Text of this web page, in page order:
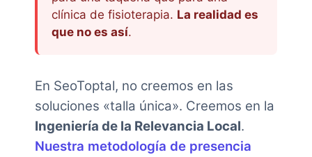
clínica de fisioterapia. La realidad es
que no es así.
En SeoToptal, no creemos en las
soluciones «talla única». Creemos en la
Ingeniería de la Relevancia Local.
Nuestra metodología de presencia